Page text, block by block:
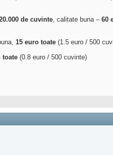
de cuvinte, calitate buna – 60
15 euro toate (1.5 euro / 500
toate (0.8 euro / 500 cuvinte)